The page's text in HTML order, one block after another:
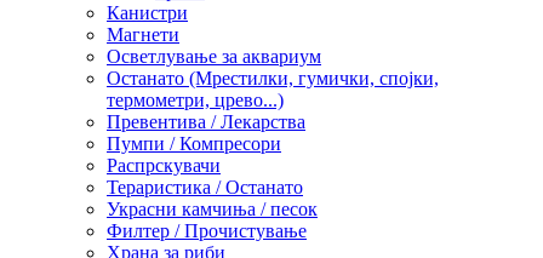
Канистри
Магнети
Осветлување за аквариум
Останато (Мрестилки, гумички, спојки,
термометри, црево...)
Превентива / Лекарства
Пумпи / Компресори
Распрскувачи
Тераристика / Останато
Украсни камчиња / песок
Филтер / Прочистување
Храна за риби